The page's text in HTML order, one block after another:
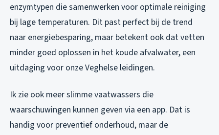
enzymtypen die samenwerken voor optimale reiniging
bij lage temperaturen. Dit past perfect bij de trend
naar energiebesparing, maar betekent ook dat vetten
minder goed oplossen in het koude afvalwater, een
uitdaging voor onze Veghelse leidingen.
Ik zie ook meer slimme vaatwassers die
waarschuwingen kunnen geven via een app. Dat is
handig voor preventief onderhoud, maar de